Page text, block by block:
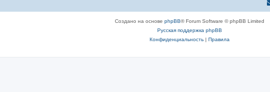
Создано на основе phpBB® Forum Software © phpBB Limited
Русская поддержка phpBB
Конфиденциальность| Правила